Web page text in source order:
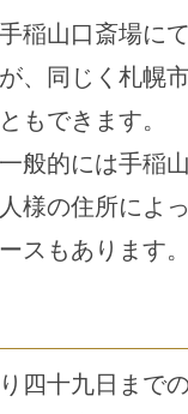
稲山口斎場に
、同じく札幌
もできます。
般的には手稲
様の住所によ
スもあります。
四十九日まで